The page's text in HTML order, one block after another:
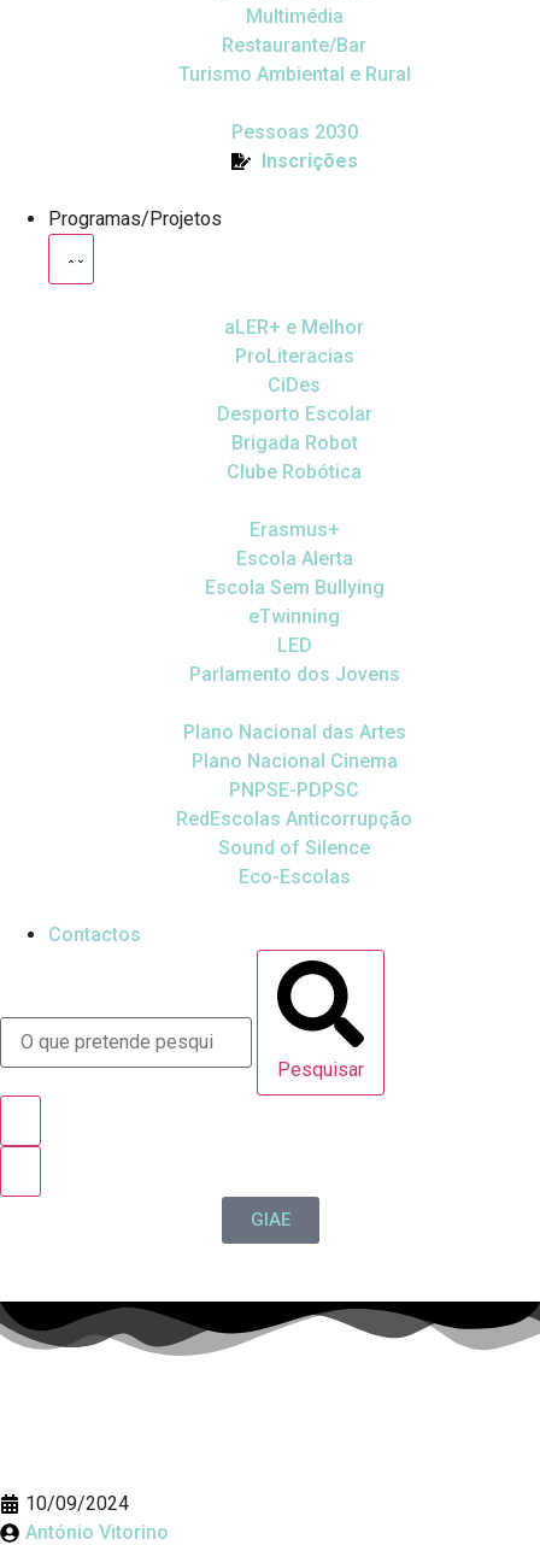
Multimédia
Restaurante/Bar
Turismo Ambiental e Rural
Pessoas 2030
Inscrições
Programas/Projetos
aLER+ e Melhor
ProLiteracias
CiDes
Desporto Escolar
Brigada Robot
Clube Robótica
Erasmus+
Escola Alerta
Escola Sem Bullying
eTwinning
LED
Parlamento dos Jovens
Plano Nacional das Artes
Plano Nacional Cinema
PNPSE-PDPSC
RedEscolas Anticorrupção
Sound of Silence
Eco-Escolas
Contactos
Pesquisar
GIAE
10/09/2024
António Vitorino